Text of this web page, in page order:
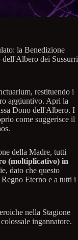
la Benedizione
dell'Albero dei Sussurri
restituendo i
aggiuntivo. Apri la
Dono dell'Albero. I
come suggerisce il
della Madre, tutti
(moltiplicativo) in
dato che questo
Eterno e a tutti i
nella Stagione
ingannatore.